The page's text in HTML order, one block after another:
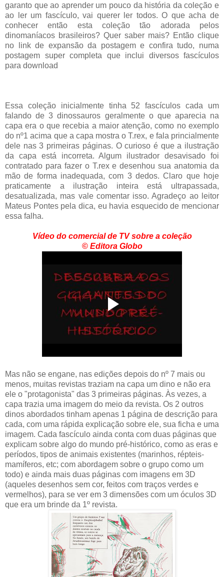
garanto que ao aprender um pouco da história da coleção e
ao ler um fascículo, vai querer ler todos. O que acha de
conhecer então esta coleção tão adorada pelos
dinomaníacos brasileiros? Quer saber mais? Então clique
no link de expansão da postagem e confira tudo, numa
postagem super completa que inclui diversos fascículos
para download
Essa coleção inicialmente tinha 52 fascículos cada um
falando de 3 dinossauros geralmente o que aparecia na
capa era o que recebia a maior atenção, como no exemplo
do nº1 acima que a capa mostra o T.rex, e fala princialmente
dele nas 3 primeiras páginas. O curioso é que a ilustração
da capa está incorreta. Algum ilustrador desavisado foi
contratado para fazer o T.rex e desenhou sua anatomia da
mão de forma inadequada, com 3 dedos. Claro que hoje
praticamente a ilustração inteira está ultrapassada,
desatualizada, mas vale comentar isso. Agradeço ao leitor
Mateus Pontes pela dica, eu havia esquecido de mencionar
essa falha.
Vídeo do comercial de TV sobre a coleção
© Editora Globo
Mas não se engane, nas edições depois do nº 7 mais ou
menos, muitas revistas traziam na capa um dino e não era
ele o "protagonista" das 3 primeiras páginas. Às vezes, a
capa trazia uma imagem do meio da revista. Os 2 outros
dinos abordados tinham apenas 1 página de descrição para
cada, com uma rápida explicação sobre ele, sua ficha e uma
imagem. Cada fascículo ainda conta com duas páginas que
explicam sobre algo do mundo pré-histórico, como as eras e
períodos, tipos de animais existentes (marinhos, répteis-
mamíferos, etc; com abordagem sobre o grupo como um
todo) e ainda mais duas páginas com imagens em 3D
(aqueles desenhos sem cor, feitos com traços verdes e
vermelhos), para se ver em 3 dimensões com um óculos 3D
que era um brinde da 1º revista.